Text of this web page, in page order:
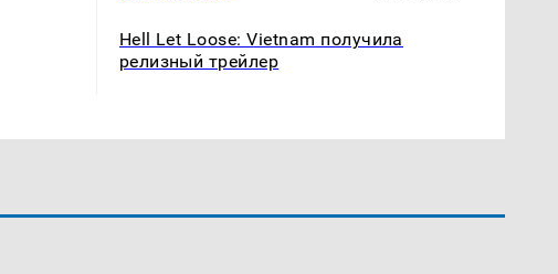
Hell Let Loose: Vietnam получила
релизный трейлер